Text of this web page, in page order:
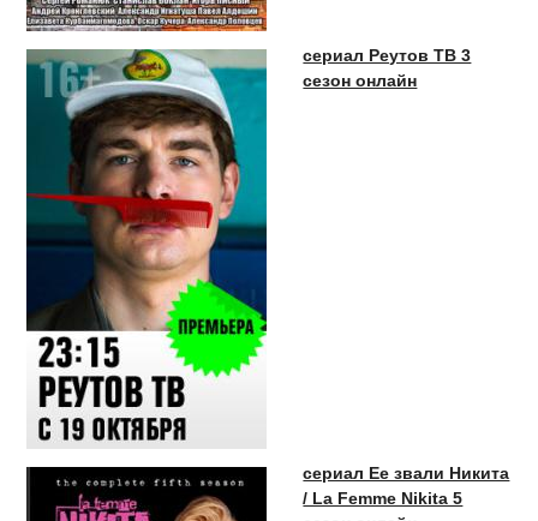
сериал Реутов ТВ 3
сезон онлайн
сериал Ее звали Никита
/ La Femme Nikita 5